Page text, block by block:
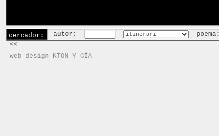
cercador: autor:
<<
web design KTON Y CÍA